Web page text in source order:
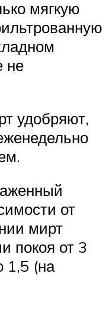
мягкую
не
удобряют,
от
мирт
покоя от 3
1,5 (на